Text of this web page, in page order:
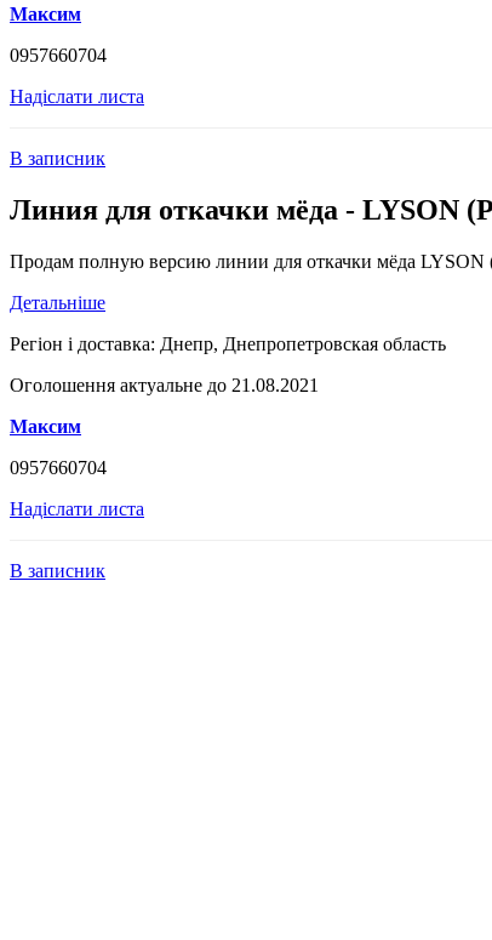
Максим
0957660704
Надіслати листа
В записник
Линия для откачки мёда - LYSON
Продам полную версию линии для откачки мёда LYSON
Детальніше
Регіон і доставка: Днепр, Днепропетровская область
Оголошення актуальне до 21.08.2021
Максим
0957660704
Надіслати листа
В записник